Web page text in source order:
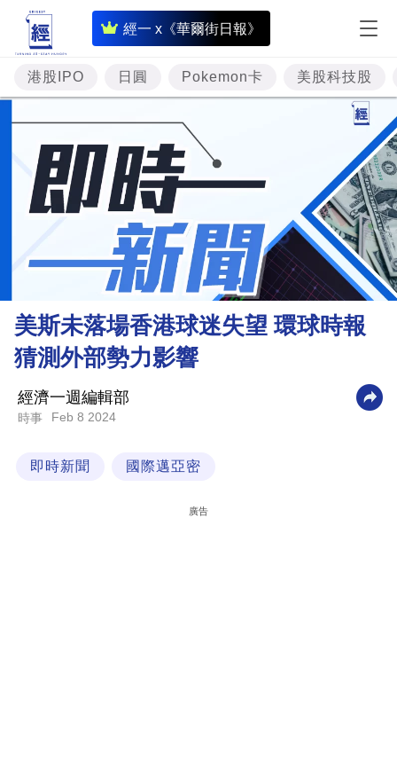
經一 x《華爾街日報》
即
時
財
經
專
題
投
資
樓
市
財
商
業
科
港股IPO 日圓 Pokemon卡 美股科技股
美斯未落場香港球迷失望 環球時報
猜測外部勢力影響
經濟一週編輯部
時事 Feb 8 2024
即時新聞 國際邁亞密
廣告